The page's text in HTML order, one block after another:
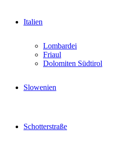
Italien
Lombardei
Friaul
Dolomiten Südtirol
Slowenien
Schotterstraße